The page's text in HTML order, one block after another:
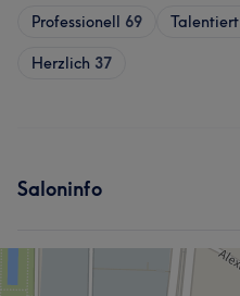
Professionell 69 Talentiert
Herzlich 37
Saloninfo